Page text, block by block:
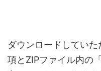
ダウンロードしてい
項とZIPファイル内の